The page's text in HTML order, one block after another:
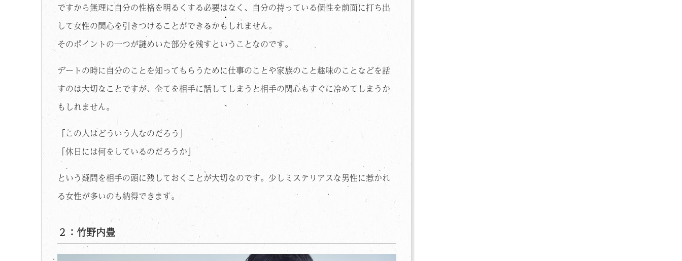
ですから無理に自分の性格を明るくする必要はなく、自分の持っている個性を前面に打ち出
して女性の関心を引きつけることができるかもしれません。
そのポイントの一つが謎めいた部分を残すということなのです。
デートの時に自分のことを知ってもらうために仕事のことや家族のこと趣味のことなどを話
すのは大切なことですが、全てを相手に話してしまうと相手の関心もすぐに冷めてしまうか
もしれません。
「この人はどういう人なのだろう」
「休日には何をしているのだろうか」
という疑問を相手の頭に残しておくことが大切なのです。少しミステリアスな男性に惹かれ
る女性が多いのも納得できます。
２：竹野内豊